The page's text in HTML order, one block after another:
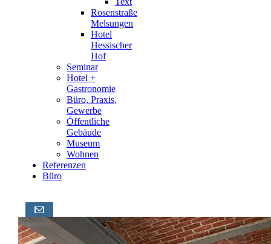
Rosenstraße
Melsungen
Hotel
Hessischer
Hof
Seminar
Hotel +
Gastronomie
Büro, Praxis,
Gewerbe
Öffentliche
Gebäude
Museum
Wohnen
Referenzen
Büro